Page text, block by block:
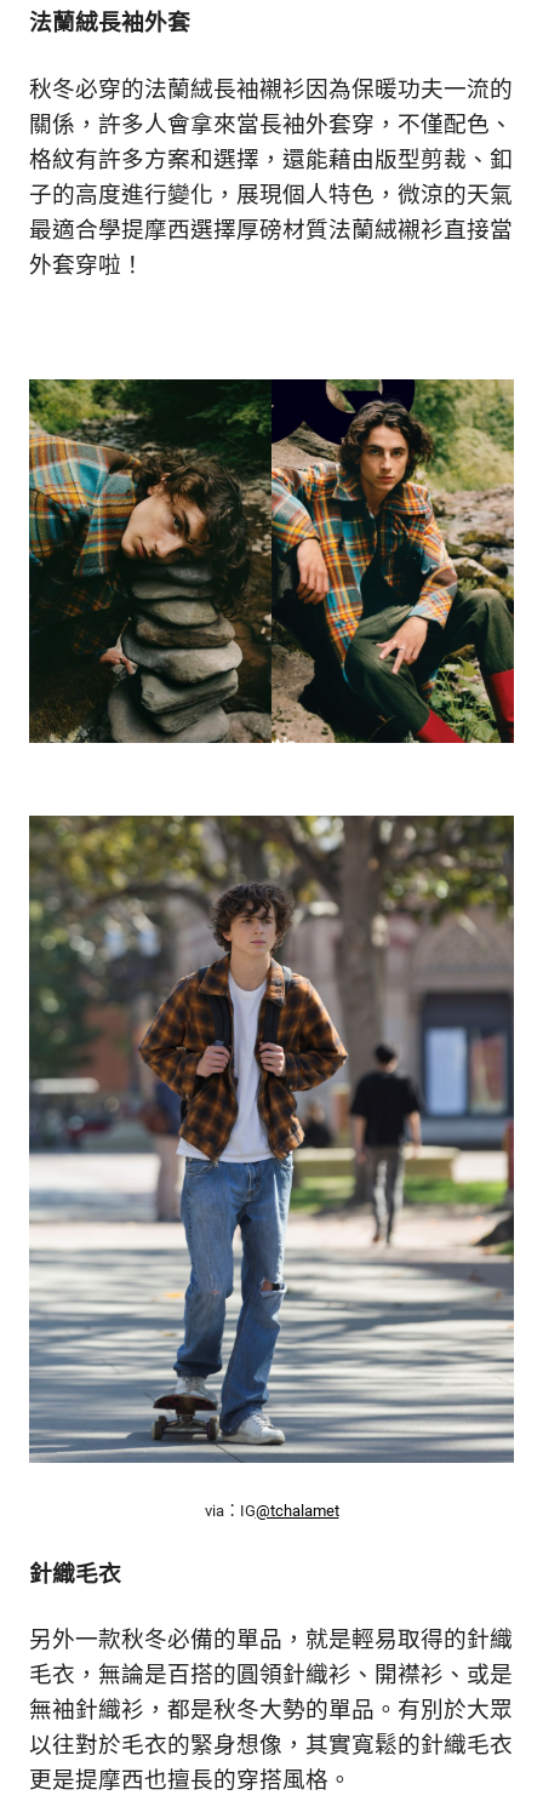
法蘭絨長袖外套
秋冬必穿的法蘭絨長袖襯衫因為保暖功夫一流的
關係，許多人會拿來當長袖外套穿，不僅配色、
格紋有許多方案和選擇，還能藉由版型剪裁、釦
子的高度進行變化，展現個人特色，微涼的天氣
最適合學提摩西選擇厚磅材質法蘭絨襯衫直接當
外套穿啦！
via：IG@tchalamet
針織毛衣
另外一款秋冬必備的單品，就是輕易取得的針織
毛衣，無論是百搭的圓領針織衫、開襟衫、或是
無袖針織衫，都是秋冬大勢的單品。有別於大眾
以往對於毛衣的緊身想像，其實寬鬆的針織毛衣
更是提摩西也擅長的穿搭風格。